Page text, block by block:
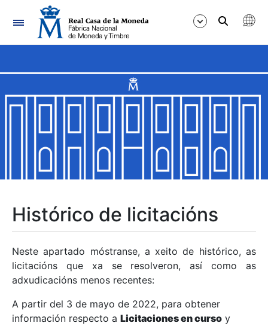
Navegación
Mostrar/Ocultar
Mostrar/Ocultar
Mostrar/Ocultar
Mostrar/Ocultar
Mostrar/Ocultar
Histórico de licitacións
Neste apartado móstranse, a xeito de histórico, as
licitacións que xa se resolveron, así como as
adxudicacións menos recentes:
A partir del 3 de mayo de 2022, para obtener
información respecto a Licitaciones en curso y